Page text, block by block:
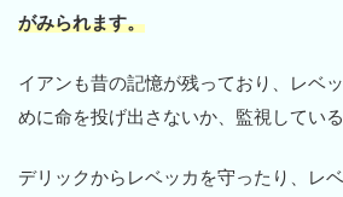
がみられます。
イアンも昔の記憶が残っており、レベ
めに命を投げ出さないか、監視してい
デリックからレベッカを守ったり、レ